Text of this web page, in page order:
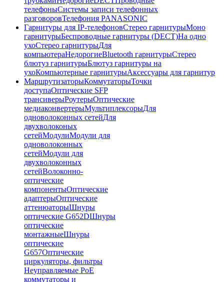
телефоныСистемы записи телефонных
разговоровТелефония PANASONIC
Гарнитуры для IP-телефоновСтерео гарнитурыМоно
гарнитурыБеспроводные гарнитуры (DECT)На одно
ухоСтерео гарнитурыДля
компьютераНедорогиеBluetooth гарнитурыСтерео
блютуз гарнитурыБлютуз гарнитуры на
ухоКомпьютерные гарнитурыАксессуары для гарнитур
МаршрутизаторыКоммутаторыТочки
доступаОптические SFP
трансиверыРоутерыОптические
медиаконвертерыМультиплексорыДля
одноволоконных сетейДля
двухволоконых
сетейМодулиМодули для
одноволоконных
сетейМодули для
двухволоконных
сетейВолоконно-
оптические
компонентыОптические
адаптерыОптические
аттенюаторыШнуры
оптические G652DШнуры
оптические
монтажныеШнуры
оптические
G657Оптические
циркуляторы, фильтры
Неуправляемые PoE
коммутаторы и